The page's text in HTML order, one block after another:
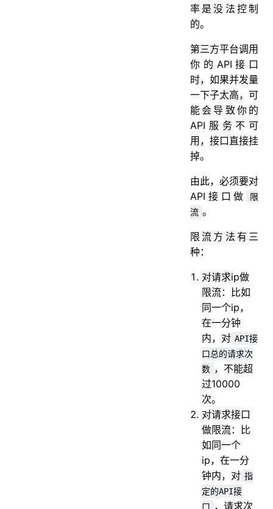
率是没法控制
的。
第三方平台调用
你的API接口
时，如果并发量
一下子太高，可
能会导致你的
API服务不可
用，接口直接挂
掉。
由此，必须要对
API接口做
限
流 。
限流方法有三
种：
对请求ip做
限流：比如
同一个ip，
在一分钟
内，对 API接
口总的请求次
数 ，不能超
过10000
次。
对请求接口
做限流：比
如同一个
ip，在一分
钟内，对 指
定的API接
口 ，请求次